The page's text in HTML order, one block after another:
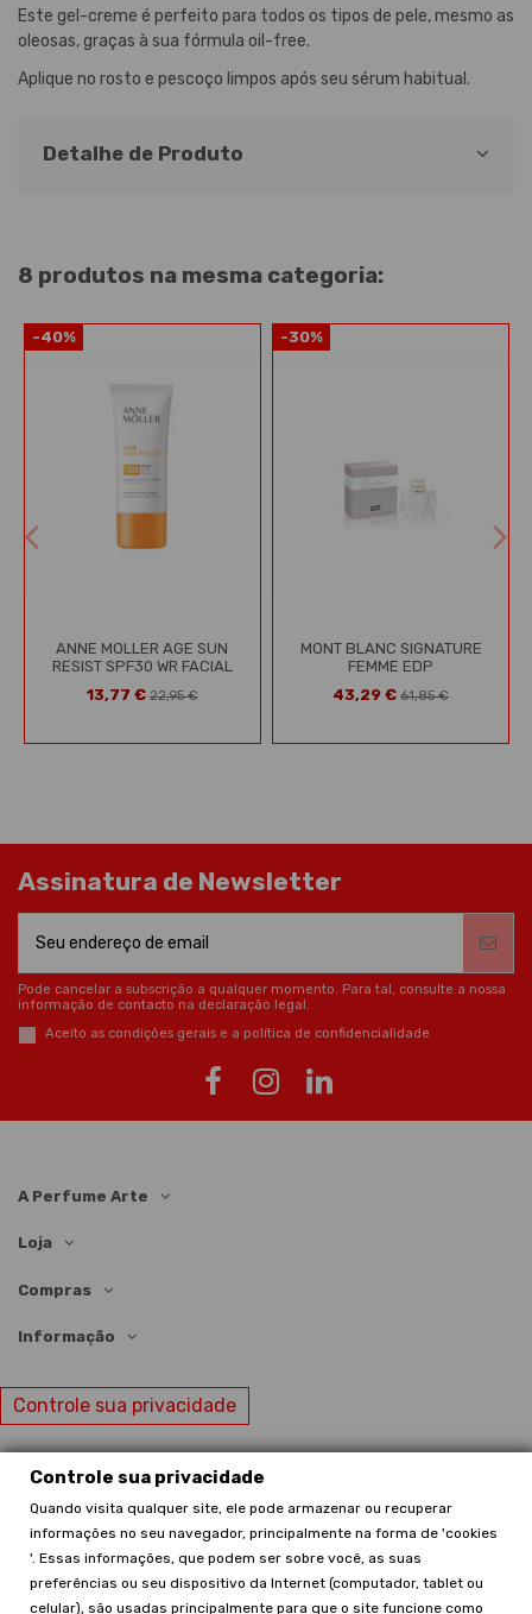
Este gel-creme é perfeito para todos os tipos de pele, mesmo as
oleosas, graças à sua fórmula oil-free.
Aplique no rosto e pescoço limpos após seu sérum habitual.
Detalhe de Produto
8 produtos na mesma categoria:
-40%
ANNE MOLLER AGE SUN
RESIST SPF30 WR FACIAL
13,77 € 22,95 €
-30%
MONT BLANC SIGNATURE
FEMME EDP
43,29 € 61,85 €
Assinatura de Newsletter
Pode cancelar a subscrição a qualquer momento. Para tal, consulte a nossa
informação de contacto na declaração legal.
Aceito as condições gerais e a política de confidencialidade
A Perfume Arte
Loja
Compras
Informação
Controle sua privacidade
© Perfume Arte | 2024 | Todos os direitos reservados
Controle sua privacidade
Quando visita qualquer site, ele pode armazenar ou recuperar
informações no seu navegador, principalmente na forma de 'cookies
'. Essas informações, que podem ser sobre você, as suas
preferências ou seu dispositivo da Internet (computador, tablet ou
celular), são usadas principalmente para que o site funcione como